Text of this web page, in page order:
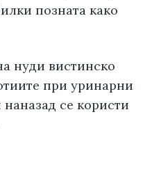
позната како
нуди вистинско
при уринарни
се користи